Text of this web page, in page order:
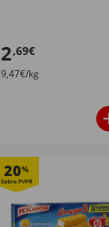
2,69€
9,47€/kg
20%